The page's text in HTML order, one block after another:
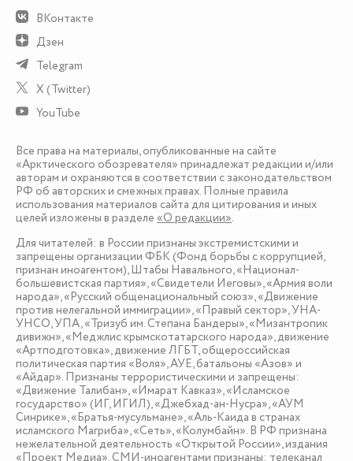
ВКонтакте
Дзен
Telegram
X (Twitter)
YouTube
Все права на материалы, опубликованные на сайте
«Арктического обозревателя» принадлежат редакции и/или
авторам и охраняются в соответствии с законодательством
РФ об авторских и смежных правах. Полные правила
использования материалов сайта для цитирования и иных
целей изложены в разделе «О редакции».
Для читателей: в России признаны экстремистскими и
запрещены организации ФБК (Фонд борьбы с коррупцией,
признан иноагентом), Штабы Навального, «Национал-
большевистская партия», «Свидетели Иеговы», «Армия воли
народа», «Русский общенациональный союз», «Движение
против нелегальной иммиграции», «Правый сектор», УНА-
УНСО, УПА, «Тризуб им. Степана Бандеры», «Мизантропик
дивижн», «Меджлис крымскотатарского народа», движение
«Артподготовка», движение ЛГБТ, общероссийская
политическая партия «Воля», АУЕ, батальоны «Азов» и
«Айдар». Признаны террористическими и запрещены:
«Движение Талибан», «Имарат Кавказ», «Исламское
государство» (ИГ, ИГИЛ), «Джебхад-ан-Нусра», «АУМ
Синрике», «Братья-мусульмане», «Аль-Каида в странах
исламского Магриба», «Сеть», «Колумбайн». В РФ признана
нежелательной деятельность «Открытой России», издания
«Проект Медиа». СМИ-иноагентами признаны: телеканал